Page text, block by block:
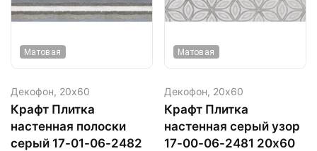
Матовая
Декофон, 20х60
Крафт Плитка
настенная полоски
серый 17-01-06-2482
Матовая
Декофон, 20х60
Крафт Плитка
настенная серый узор
17-00-06-2481 20х60